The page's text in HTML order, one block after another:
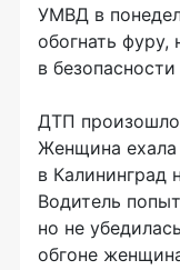
УМВД в
обогнать фуру,
в
ДТП произошло
Женщина ехала
в Калининград
Водитель
но не
обгоне